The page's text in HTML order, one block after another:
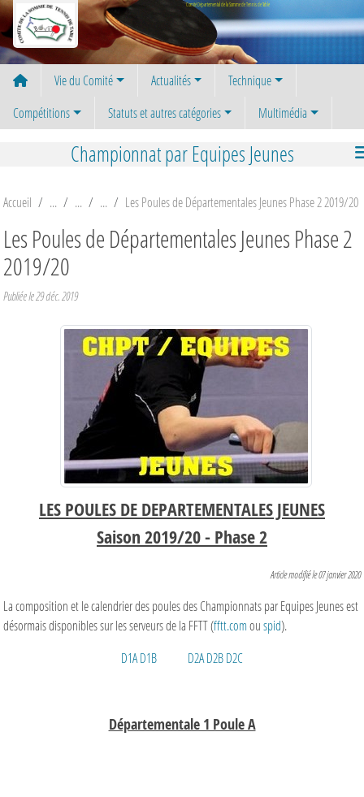
Comité Départemental de la Somme de Tennis de Table
Vie du Comité Actualités
Technique
Compétitions
Statuts et autres catégories Multimédia
Championnat par Equipes Jeunes
Accueil Les Poules de Départementales Jeunes Phase 2 2019/20
Les Poules de Départementales Jeunes Phase 2
2019/20
Publiée le29 déc. 2019
LES POULES DE DEPARTEMENTALES JEUNES
Saison 2019/20 - Phase 2
Article modifié le 07 janvier 2020
La composition et le calendrier des poules des Championnats par Equipes Jeunes est
désormais disponibles sur les serveurs de la FFTT (fftt.comouspid).
D1AD1B D2AD2BD2C
Départementale 1 Poule A
Panneau de gestion des cookies